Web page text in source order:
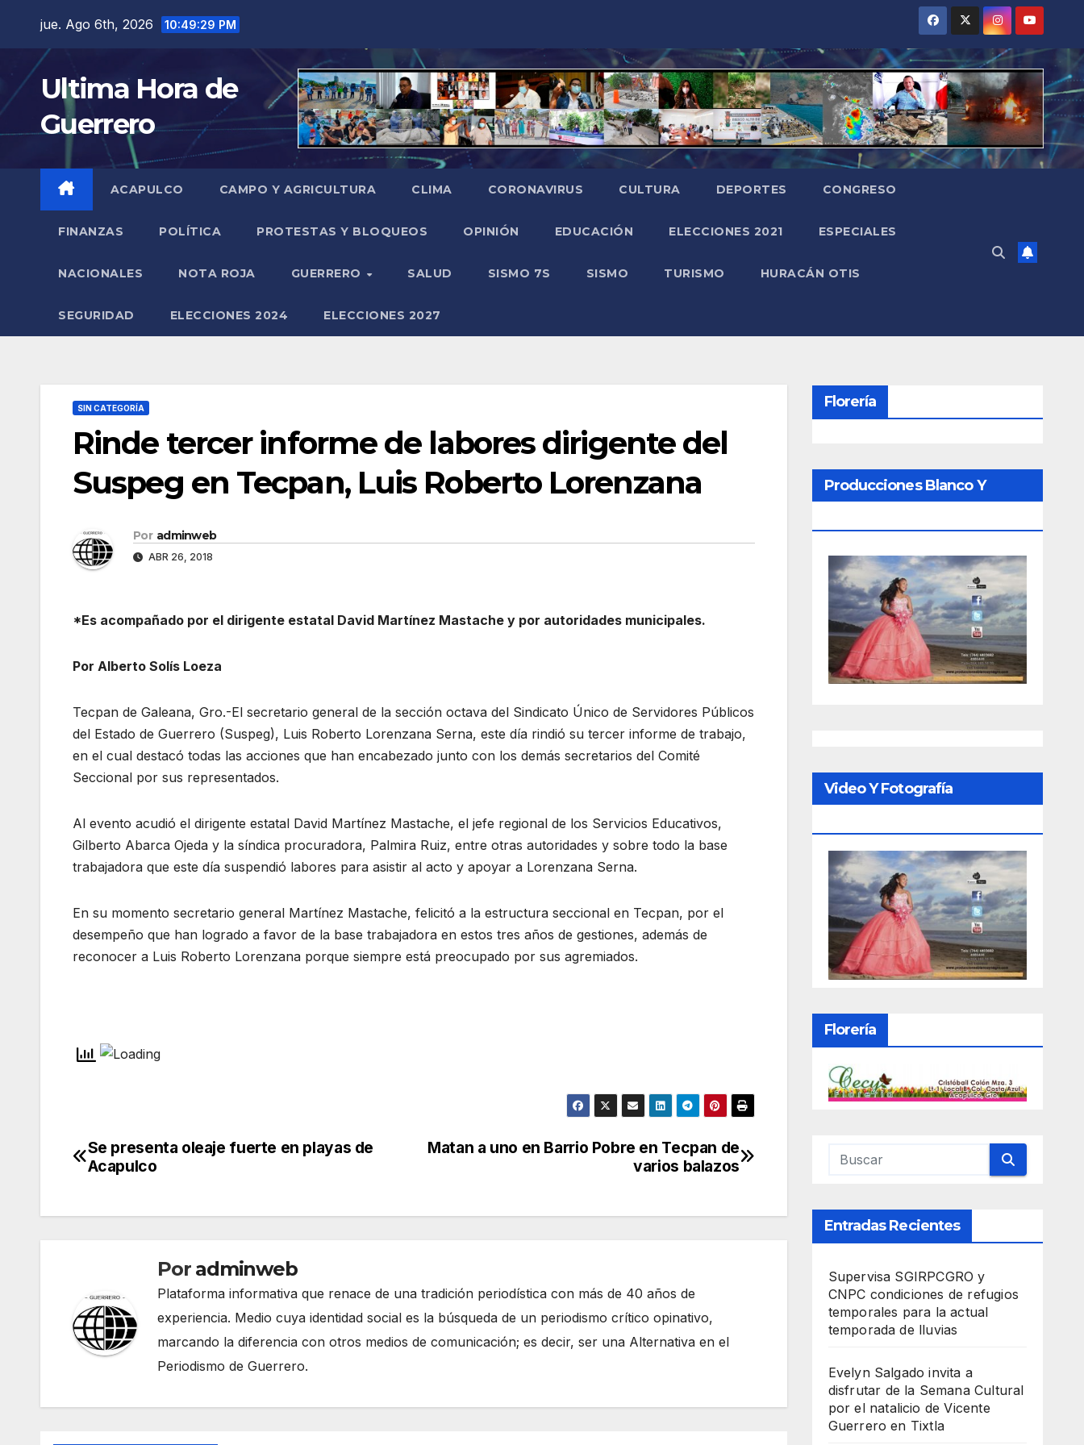
contenido
jue. Ago 6th, 2026 10:49:30 PM
Ultima Hora de
Guerrero
ACAPULCO CAMPO Y AGRICULTURA CLIMA CORONAVIRUS CULTURA DEPORTES CONGRESO
FINANZAS POLÍTICA PROTESTAS Y BLOQUEOS OPINIÓN EDUCACIÓN ELECCIONES 2021 ESPECIALES
NACIONALES NOTA ROJA GUERRERO SALUD SISMO 7S SISMO TURISMO HURACÁN OTIS
SEGURIDAD ELECCIONES 2024 ELECCIONES 2027
SIN CATEGORÍA
Rinde tercer informe de labores dirigente del
Suspeg en Tecpan, Luis Roberto Lorenzana
Por adminweb
ABR 26, 2018
*Es acompañado por el dirigente estatal David Martínez Mastache y por autoridades municipales.
Por Alberto Solís Loeza
Tecpan de Galeana, Gro.-El secretario general de la sección octava del Sindicato Único de Servidores Públicos
del Estado de Guerrero (Suspeg), Luis Roberto Lorenzana Serna, este día rindió su tercer informe de trabajo,
en el cual destacó todas las acciones que han encabezado junto con los demás secretarios del Comité
Seccional por sus representados.
Al evento acudió el dirigente estatal David Martínez Mastache, el jefe regional de los Servicios Educativos,
Gilberto Abarca Ojeda y la síndica procuradora, Palmira Ruiz, entre otras autoridades y sobre todo la base
trabajadora que este día suspendió labores para asistir al acto y apoyar a Lorenzana Serna.
En su momento secretario general Martínez Mastache, felicitó a la estructura seccional en Tecpan, por el
desempeño que han logrado a favor de la base trabajadora en estos tres años de gestiones, además de
reconocer a Luis Roberto Lorenzana porque siempre está preocupado por sus agremiados.
Navegación
entradas
Matan a uno en Barrio Pobre en Tecpan de
varios balazos
Se presenta oleaje fuerte en playas de
Acapulco
Por adminweb
Plataforma informativa que renace de una tradición periodística con más de 40 años de
experiencia. Medio cuya identidad social es la búsqueda de un periodismo crítico opinativo,
marcando la diferencia con otros medios de comunicación; es decir, ser una Alternativa en el
Periodismo de Guerrero.
Florería
Producciones Blanco Y
Video Y Fotografía
Florería
Entradas Recientes
Supervisa SGIRPCGRO y
CNPC condiciones de refugios
temporales para la actual
temporada de lluvias
Evelyn Salgado invita a
disfrutar de la Semana Cultural
por el natalicio de Vicente
Guerrero en Tixtla